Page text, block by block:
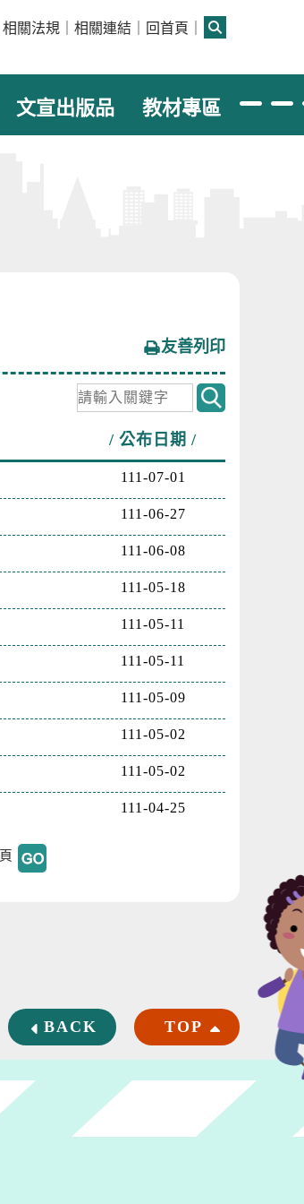
相關法規 相關連結 回首頁
文宣出版品 教材專區
友善列印
公布日期
111-07-01
111-06-27
111-06-08
111-05-18
111-05-11
111-05-11
111-05-09
111-05-02
111-05-02
111-04-25
頁
BACK TOP